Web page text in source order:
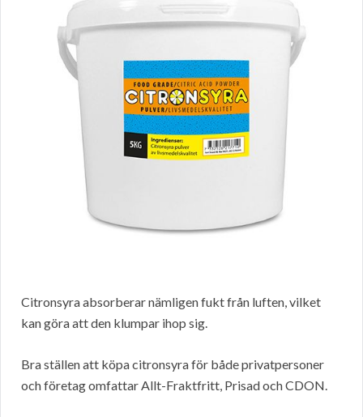
Citronsyra absorberar nämligen fukt från luften, vilket
kan göra att den klumpar ihop sig.
Bra ställen att köpa citronsyra för både privatpersoner
och företag omfattar Allt-Fraktfritt, Prisad och CDON.